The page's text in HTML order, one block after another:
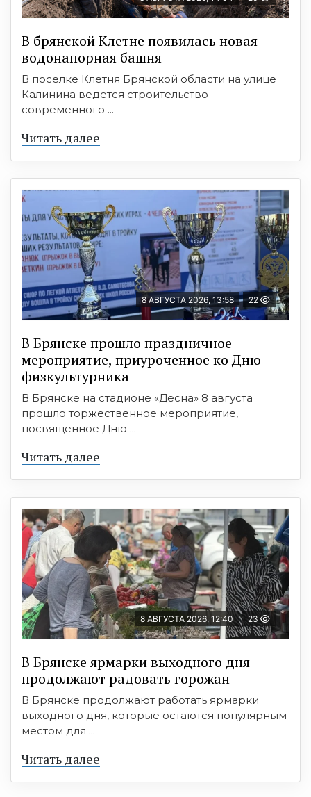
В брянской Клетне появилась новая
водонапорная башня
В поселке Клетня Брянской области на улице
Калинина ведется строительство
современного ...
Читать далее
8 АВГУСТА 2026, 13:58 22
В Брянске прошло праздничное
мероприятие, приуроченное ко Дню
физкультурника
В Брянске на стадионе «Десна» 8 августа
прошло торжественное мероприятие,
посвященное Дню ...
Читать далее
8 АВГУСТА 2026, 12:40 23
В Брянске ярмарки выходного дня
продолжают радовать горожан
В Брянске продолжают работать ярмарки
выходного дня, которые остаются популярным
местом для ...
Читать далее